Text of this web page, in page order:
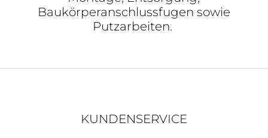
Baukörperanschlussfugen sowie
Putzarbeiten.
KUNDENSERVICE